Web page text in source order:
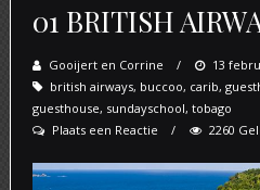
01 BRITISH
Gooijert en Corrine
Posted
on
13
british airways, buccoo, carib,
guesthouse, sundayschool, tobago
Plaats een Reactie
2260